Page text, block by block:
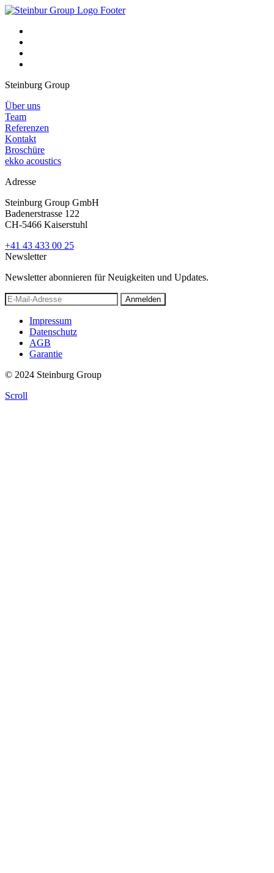
Steinburg Group
Über uns
Team
Referenzen
Kontakt
Broschüre
ekko acoustics
Adresse
Steinburg Group GmbH
Badenerstrasse 122
CH-5466 Kaiserstuhl
+41 43 433 00 25
Newsletter
Newsletter abonnieren für Neuigkeiten und Updates.
Anmelden
Impressum
Datenschutz
AGB
Garantie
© 2024 Steinburg Group
Scroll